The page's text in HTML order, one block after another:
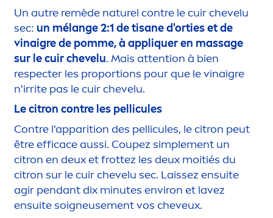
Un autre remède naturel contre le cuir chevelu
sec: un mélange 2:1 de tisane d'orties et de
vinaigre de pomme, à appliquer en massage
sur le cuir chevelu. Mais attention à bien
respecter les proportions pour que le vinaigre
n'irrite pas le cuir chevelu.
Le citron contre les pellicules
Contre l'apparition des pellicules, le citron peut
être efficace aussi. Coupez simplement un
citron en deux et frottez les deux moitiés du
citron sur le cuir chevelu sec. Laissez ensuite
agir pendant dix minutes environ et lavez
ensuite soigneusement vos cheveux.